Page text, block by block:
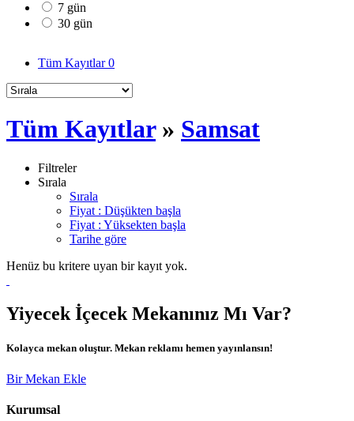
7 gün
30 gün
Tüm Kayıtlar0
Tüm Kayıtlar» Samsat
Filtreler
Sırala
Sırala
Fiyat : Düşükten başla
Fiyat : Yüksekten başla
Tarihe göre
Henüz bu kritere uyan bir kayıt yok.
Yiyecek İçecek Mekanınız Mı Var?
Kolayca mekan oluştur. Mekan reklamı hemen yayınlansın!
Bir Mekan Ekle
Kurumsal